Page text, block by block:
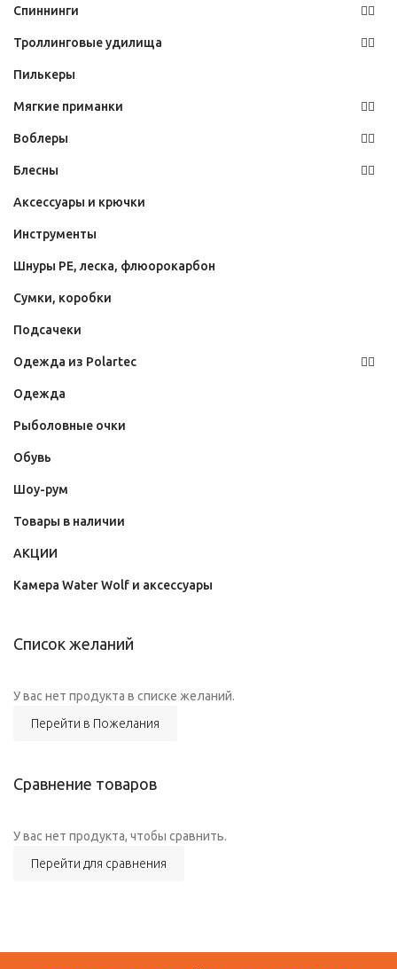
Спиннинги
Троллинговые удилища
Пилькеры
Мягкие приманки
Воблеры
Блесны
Аксессуары и крючки
Инструменты
Шнуры PE, леска, флюорокарбон
Сумки, коробки
Подсачеки
Одежда из Polartec
Одежда
Рыболовные очки
Обувь
Шоу-рум
Товары в наличии
АКЦИИ
Камера Water Wolf и аксессуары
Список желаний
У вас нет продукта в списке желаний.
Перейти в Пожелания
Сравнение товаров
У вас нет продукта, чтобы сравнить.
Перейти для сравнения